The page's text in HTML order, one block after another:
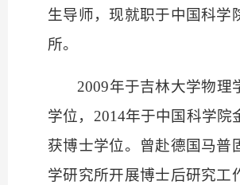
生导师，现就职于中国科学
所。
2009年于吉林大学物理
学位，2014年于中国科学院
获博士学位。曾赴德国马普
学研究所开展博士后研究工